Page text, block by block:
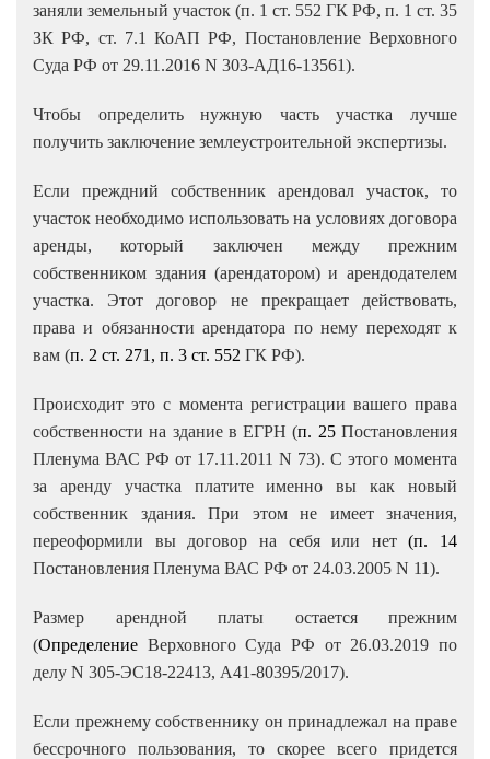
заняли земельный участок (п. 1 ст. 552 ГК РФ, п. 1 ст. 35
ЗК РФ, ст. 7.1 КоАП РФ, Постановление Верховного
Суда РФ от 29.11.2016 N 303-АД16-13561).
Чтобы определить нужную часть участка лучше
получить заключение землеустроительной экспертизы.
Если преждний собственник арендовал участок, то
участок необходимо использовать на условиях договора
аренды, который заключен между прежним
собственником здания (арендатором) и арендодателем
участка. Этот договор не прекращает действовать,
права и обязанности арендатора по нему переходят к
вам (п. 2 ст. 271 , п. 3 ст. 552 ГК РФ).
Происходит это с момента регистрации вашего права
собственности на здание в ЕГРН (п. 25Постановления
Пленума ВАС РФ от 17.11.2011 N 73). С этого момента
за аренду участка платите именно вы как новый
собственник здания. При этом не имеет значения,
переоформили вы договор на себя или нет(п. 14
Постановления Пленума ВАС РФ от 24.03.2005 N 11).
Размер арендной платы остается прежним
(Определение Верховного Суда РФ от 26.03.2019 по
делу N 305-ЭС18-22413, А41-80395/2017).
Если прежнему собственнику он принадлежал на праве
бессрочного пользования, то скорее всего придется